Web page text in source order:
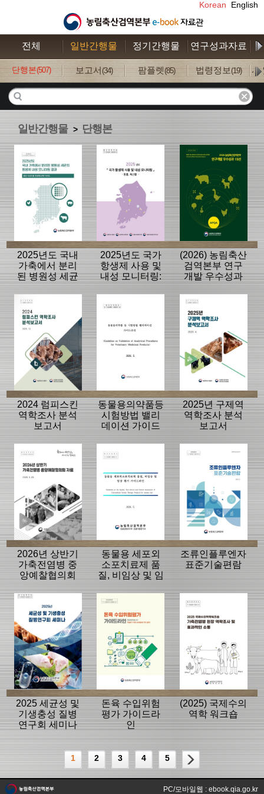
Korean English
전체 일반간행물 정기간행물 연구성과자료
단행본(507) 보고서 (34) 팜플렛 (85) 법령정보(19) 사
일반간행물 > 단행본
2025년도 국내
가축에서 분리
된 병원성 세균
모니터링 결과
2025년도 국가
항생제 사용 및
내성 모니터링:
(2026) 농림축산
검역본부 연구
개발 우수성과
2024 럼피스킨
역학조사 분석
보고서
동물용의약품등
시험방법 밸리
데이션 가이드
2025년 구제역
역학조사 분석
보고서
2026년 상반기
가축전염병 중
앙예찰협의회
동물용 세포외
소포치료제 품
질, 비임상 및 임
라인
조류인플루엔자
표준기술편람
2025 세균성 및
기생충성 질병
연구회 세미나
돈육 수입위험
평가 가이드라
인
(2025) 국제수의
역학 워크숍
1 2 3 4 5
PC/모바일웹 : ebook.qia.go.kr